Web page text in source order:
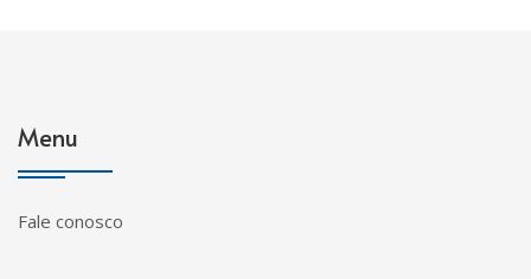
Menu
Fale conosco